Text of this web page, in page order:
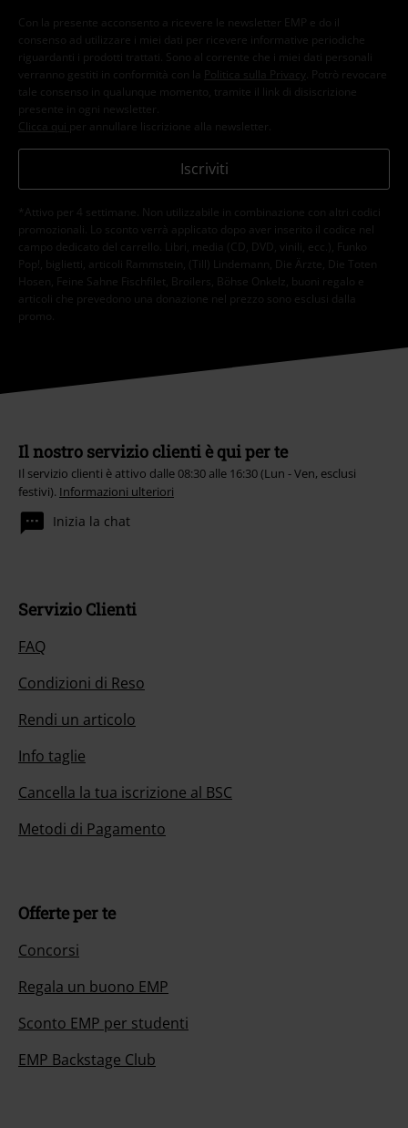
Con la presente acconsento a ricevere le newsletter EMP e do il
consenso ad utilizzare i miei dati per ricevere informative periodiche
riguardanti i prodotti trattati. Sono al corrente che i miei dati personali
verranno gestiti in conformità con la
Politica sulla Privacy
. Potrò revocare
tale consenso in qualunque momento, tramite il link di disiscrizione
presente in ogni newsletter.
Clicca qui per annullare liscrizione alla newsletter.
Iscriviti
*Attivo per 4 settimane. Non utilizzabile in combinazione con altri codici
promozionali. Lo sconto verrà applicato dopo aver inserito il codice nel
campo dedicato del carrello. Libri, media (CD, DVD, vinili, ecc.), Funko
Pop!, biglietti, articoli Rammstein, (Till) Lindemann, Die Ärzte, Die Toten
Hosen, Feine Sahne Fischfilet, Broilers, Böhse Onkelz, buoni regalo e
articoli che prevedono una donazione nel prezzo sono esclusi dalla
promo.
Il nostro servizio clienti è qui per te
Il servizio clienti è attivo dalle 08:30 alle 16:30 (Lun - Ven, esclusi
festivi). Informazioni ulteriori
Inizia la chat
Servizio Clienti
FAQ
Condizioni di Reso
Rendi un articolo
Info taglie
Cancella la tua iscrizione al BSC
Metodi di Pagamento
Offerte per te
Concorsi
Regala un buono EMP
Sconto EMP per studenti
EMP Backstage Club